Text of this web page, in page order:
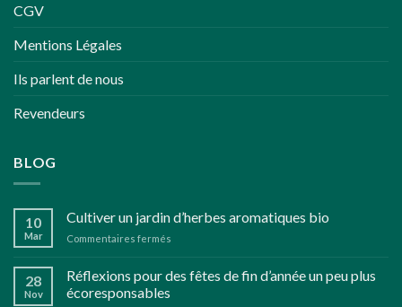
CGV
Mentions Légales
Ils parlent de nous
Revendeurs
BLOG
10
Mar
Cultiver un jardin d’herbes aromatiques bio
Commentaires fermés
jardin
28
Nov
Réflexions pour des fêtes de fin d’année un peu plus
écoresponsables